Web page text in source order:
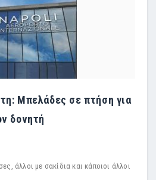
Μπελάδες σε πτήση για
δονητή
άλλοι με σακίδια και κάποιοι άλλοι